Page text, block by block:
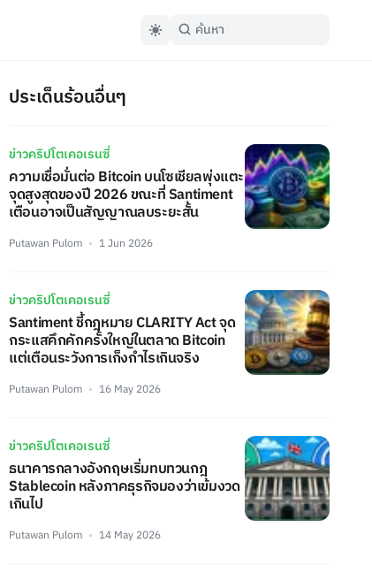
ประเด็นร้อนอื่นๆ
ข่าวคริปโตเคอเรนซี่
ความเชื่อมั่นต่อ Bitcoin บนโซเชียลพุ่งแตะ
จุดสูงสุดของปี 2026 ขณะที่ Santiment
เตือนอาจเป็นสัญญาณลบระยะสั้น
Putawan Pulom 1 Jun 2026
ข่าวคริปโตเคอเรนซี่
Santiment ชี้กฎหมาย CLARITY Act จุด
กระแสคึกคักครั้งใหญ่ในตลาด Bitcoin
แต่เตือนระวังการเก็งกำไรเกินจริง
Putawan Pulom 16 May 2026
ข่าวคริปโตเคอเรนซี่
ธนาคารกลางอังกฤษเริ่มทบทวนกฎ
Stablecoin หลังภาคธุรกิจมองว่าเข้มงวด
เกินไป
Putawan Pulom 14 May 2026